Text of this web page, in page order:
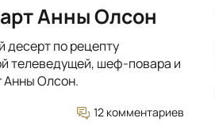
Анны Олсон
десерт по рецепту
телеведущей, шеф-повара и
Анны Олсон.
12 комментариев